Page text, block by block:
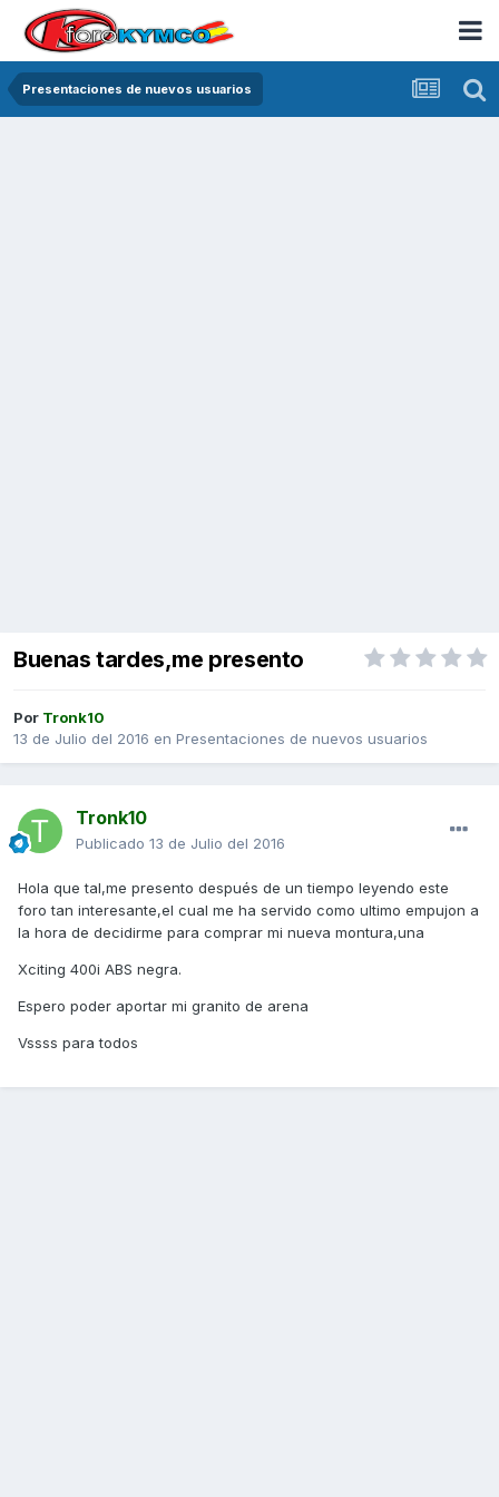
Presentaciones de nuevos usuarios
Buenas tardes,me presento
Por Tronk10
13 de Julio del 2016 en Presentaciones de nuevos usuarios
Tronk10
Publicado 13 de Julio del 2016
Hola que tal,me presento después de un tiempo leyendo este
foro tan interesante,el cual me ha servido como ultimo empujon a
la hora de decidirme para comprar mi nueva montura,una
Xciting 400i ABS negra.
Espero poder aportar mi granito de arena
Vssss para todos